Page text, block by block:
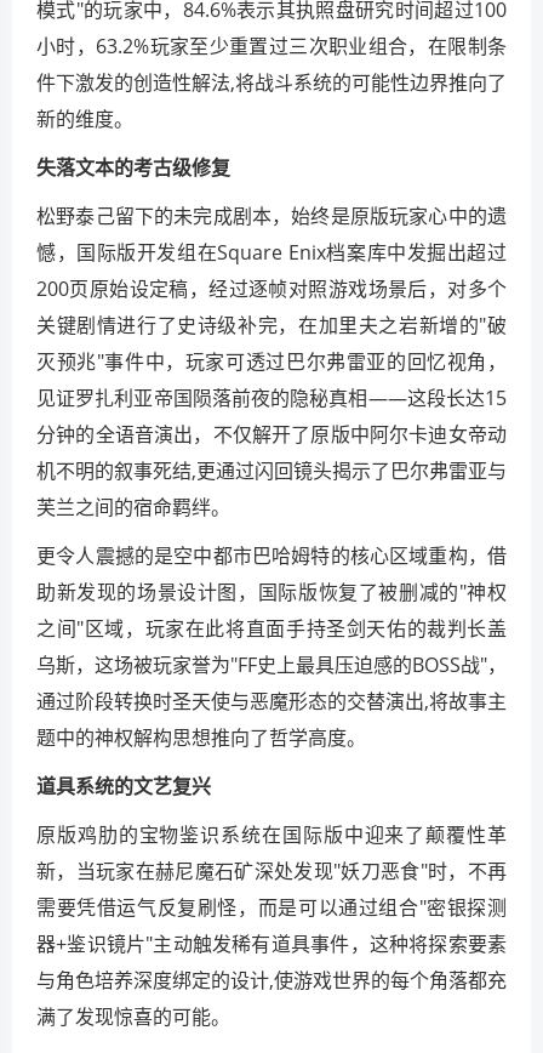
模式"的玩家中，84.6%表示其执照盘研究时间超过100
小时，63.2%玩家至少重置过三次职业组合，在限制条
件下激发的创造性解法,将战斗系统的可能性边界推向了
新的维度。
失落文本的考古级修复
松野泰己留下的未完成剧本，始终是原版玩家心中的遗
憾，国际版开发组在Square Enix档案库中发掘出超过
200页原始设定稿，经过逐帧对照游戏场景后，对多个
关键剧情进行了史诗级补完，在加里夫之岩新增的"破
灭预兆"事件中，玩家可透过巴尔弗雷亚的回忆视角，
见证罗扎利亚帝国陨落前夜的隐秘真相——这段长达15
分钟的全语音演出，不仅解开了原版中阿尔卡迪女帝动
机不明的叙事死结,更通过闪回镜头揭示了巴尔弗雷亚与
芙兰之间的宿命羁绊。
更令人震撼的是空中都市巴哈姆特的核心区域重构，借
助新发现的场景设计图，国际版恢复了被删减的"神权
之间"区域，玩家在此将直面手持圣剑天佑的裁判长盖
乌斯，这场被玩家誉为"FF史上最具压迫感的BOSS战"，
通过阶段转换时圣天使与恶魔形态的交替演出,将故事主
题中的神权解构思想推向了哲学高度。
道具系统的文艺复兴
原版鸡肋的宝物鉴识系统在国际版中迎来了颠覆性革
新，当玩家在赫尼魔石矿深处发现"妖刀恶食"时，不再
需要凭借运气反复刷怪，而是可以通过组合"密银探测
器+鉴识镜片"主动触发稀有道具事件，这种将探索要素
与角色培养深度绑定的设计,使游戏世界的每个角落都充
满了发现惊喜的可能。